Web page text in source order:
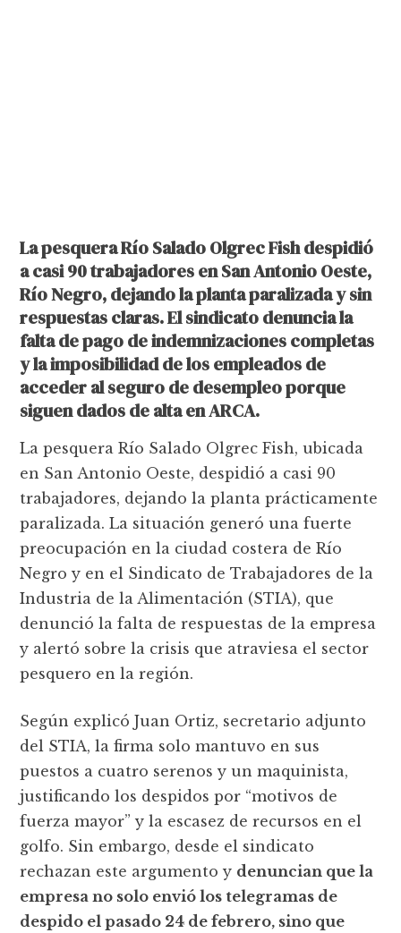
La pesquera Río Salado Olgrec Fish despidió
a casi 90 trabajadores en San Antonio Oeste,
Río Negro, dejando la planta paralizada y sin
respuestas claras. El sindicato denuncia la
falta de pago de indemnizaciones completas
y la imposibilidad de los empleados de
acceder al seguro de desempleo porque
siguen dados de alta en ARCA.
La pesquera Río Salado Olgrec Fish, ubicada
en San Antonio Oeste, despidió a casi 90
trabajadores, dejando la planta prácticamente
paralizada. La situación generó una fuerte
preocupación en la ciudad costera de Río
Negro y en el Sindicato de Trabajadores de la
Industria de la Alimentación (STIA), que
denunció la falta de respuestas de la empresa
y alertó sobre la crisis que atraviesa el sector
pesquero en la región.
Según explicó Juan Ortiz, secretario adjunto
del STIA, la firma solo mantuvo en sus
puestos a cuatro serenos y un maquinista,
justificando los despidos por “motivos de
fuerza mayor” y la escasez de recursos en el
golfo. Sin embargo, desde el sindicato
rechazan este argumento y denuncian que la
empresa no solo envió los telegramas de
despido el pasado 24 de febrero, sino que